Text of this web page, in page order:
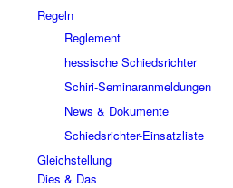
Regeln
Reglement
hessische Schiedsrichter
Schiri-Seminaranmeldungen
News & Dokumente
Schiedsrichter-Einsatzliste
Gleichstellung
Dies & Das